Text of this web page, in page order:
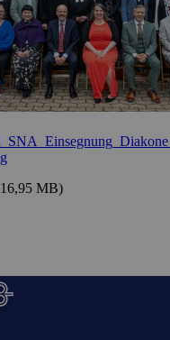
MB)